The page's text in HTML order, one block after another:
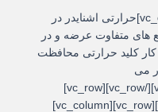
[vc_row][vc_column][vc_column_text]حرارتی اشنایدر در
متفاوت عرضه و در
کلید حرارتی محافظت
باشد[/vc_column_text][/vc_column][/vc_row][vc_row]
[vc_column][/vc_column][/vc_row][vc_row][vc_column]